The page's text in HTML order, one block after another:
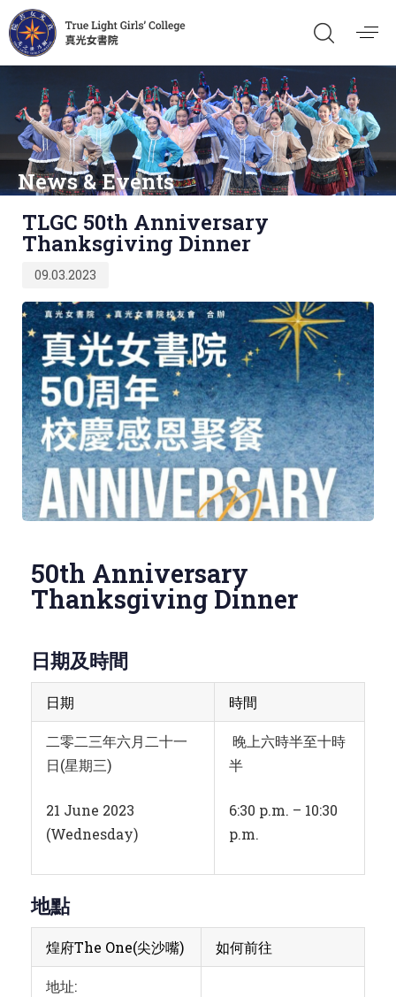
News & Events
TLGC 50th Anniversary
Thanksgiving Dinner
on:
09.03.2023
50th Anniversary
Thanksgiving Dinner
日期及時間
日期 時間
二零二三年六月二十一
日(星期三)
21 June 2023
(Wednesday)
晚上六時半至十時
半
6:30 p.m. – 10:30
p.m.
地點
煌府The One(尖沙嘴) 如何前往
地址: